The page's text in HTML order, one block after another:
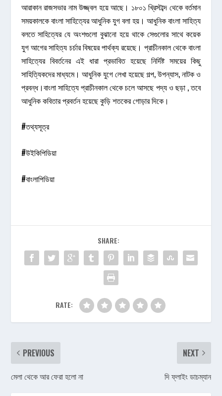
আরাকান রাজসভার নাম উজ্জ্বল হয়ে আছে। ১৮০১ খ্রিস্টাব্দ থেকে বর্তমান
সময়কালকে বাংলা সাহিত্যের আধুনিক যুগ বলা হয়। আধুনিক বাংলা সাহিত্য
বলতে সাহিত্যের যে অংশগুলো বুঝানো হয়ে থাকে সেগুলোর সাথে কয়েক
যুগ আগের সাহিত্য চর্চার বিষয়ের পার্থক্য রয়েছে। প্রাচীনকাল থেকে বাংলা
সাহিত্যের বিবর্তনের এই ধারা প্রভাবিত হয়েছে নির্দিষ্ট সময়ের কিছু
সাহিত্যিকদের মাধ্যমে। আধুনিক যুগে লেখা হয়েছে গল্প, উপন্যাস, নাটক ও
প্রবন্ধ।বাংলা সাহিত্যে প্রাচীনকাল থেকে চলে আসছে পদ্য ও ছড়া , তবে
আধুনিক কবিতার প্রবর্তন হয়েছে কুড়ি শতকের গোড়ার দিকে।
#তথ্যসূত্র
#উইকিপিডিয়া
#বাংলাপিডিয়া
SHARE:
RATE:
PREVIOUS
মেলা থেকে আর ফেরা হলো না
NEXT
দি ফ্লাইং ডাচম্যান